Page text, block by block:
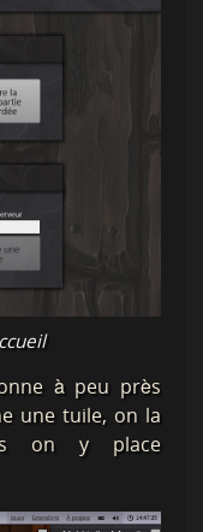
à peu près
une tuile, on la
on y place